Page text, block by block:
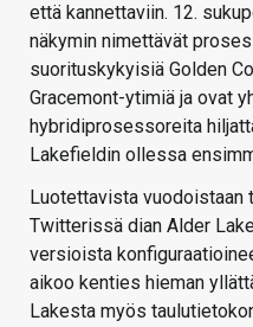
että kannettaviin. 12.
näkymin nimettävät
suorituskykyisiä Golden
Gracemont-ytimiä ja ovat
hybridiprosessoreita
Lakefieldin ollessa
Luotettavista vuodoistaan
Twitterissä dian Alder
versioista
aikoo kenties hieman
Lakesta myös